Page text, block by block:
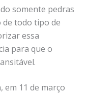
somente pedras
todo tipo de
essa
para que o
em 11 de março